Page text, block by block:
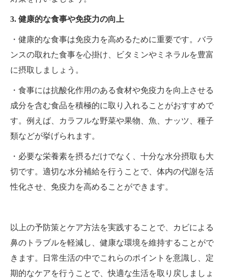
3. 健康的な食事や免疫力の向上
・健康的な食事は免疫力を高めるために重要です。バラ
ンスの取れた食事を心掛け、ビタミンやミネラルを豊富
に摂取しましょう。
・食事には抗酸化作用のある食材や免疫力を向上させる
成分を含む食品を積極的に取り入れることがおすすめで
す。例えば、カラフルな野菜や果物、魚、ナッツ、種子
類などが挙げられます。
・必要な栄養素を摂るだけでなく、十分な水分摂取も大
切です。適切な水分補給を行うことで、体内の代謝を活
性化させ、免疫力を高めることができます。
以上の予防策とケア方法を実践することで、カビによる
鼻のトラブルを軽減し、健康な環境を維持することがで
きます。日常生活の中でこれらのポイントを意識し、定
期的なケアを行うことで、快適な生活を取り戻しましょ